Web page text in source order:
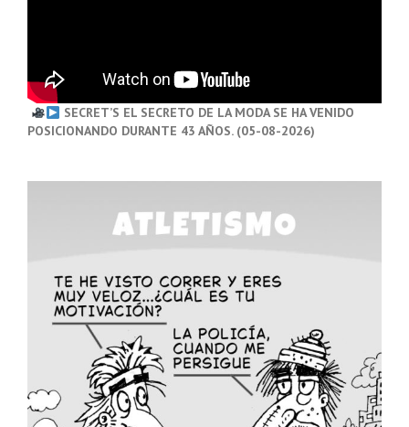
SECRET’S EL SECRETO DE LA MODA SE HA VENIDO
POSICIONANDO DURANTE 43 AÑOS. (05-08-2026)